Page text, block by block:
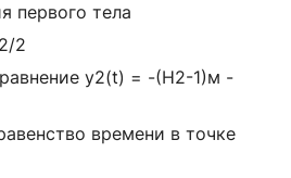
первого тела
2
y2(t) = -(H2-1)м -
времени в точке